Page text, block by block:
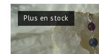
Plus en stock